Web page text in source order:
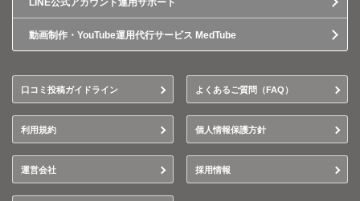
LINE公式アカウント運用サポート
動画制作・YouTube運用代行サービス MedTube
口コミ投稿ガイドライン よくあるご質問（FAQ）
利用規約 個人情報保護方針
運営会社 採用情報